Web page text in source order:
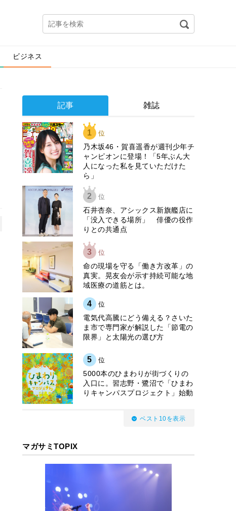
ビジネス
記事 雑誌
1 位
乃木坂46・賀喜遥香が週刊少年チ
ャンピオンに登場！「5年ぶん大
人になった私を見ていただけた
ら」
2 位
石井杏奈、アシックス新旗艦店に
「没入できる場所」 俳優の役作
りとの共通点
3 位
​命の現場を守る「働き方改革」の
真実。晃友会が示す持続可能な地
域医療の道筋とは。
4 位
電気代高騰にどう備える？さいた
ま市で専門家が解説した「節電の
限界」と太陽光の選び方
5 位
5000本のひまわりが街づくりの
入口に。習志野・鷺沼で「ひまわ
りキャンパスプロジェクト」始動
ベスト10を表示
マガサミTOPIX